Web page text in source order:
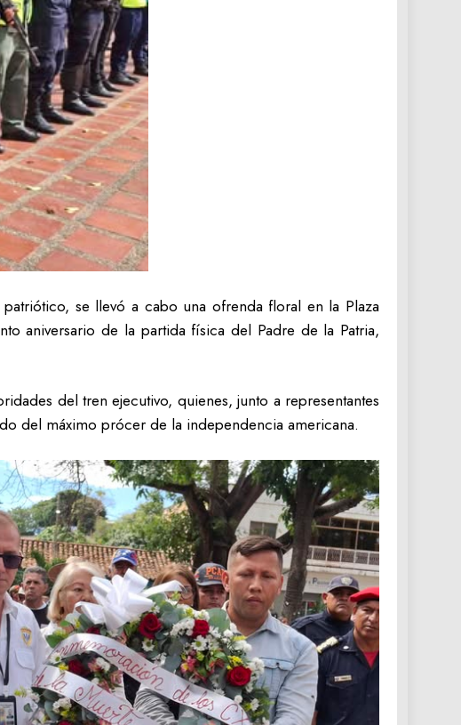
se llevó a cabo una ofrenda floral en la Plaza
aniversario de la partida física del Padre de la Patria,
del tren ejecutivo, quienes, junto a representantes
del máximo prócer de la independencia americana.